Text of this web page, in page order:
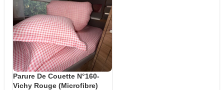
Parure De Couette N°160-
Vichy Rouge (Microfibre)